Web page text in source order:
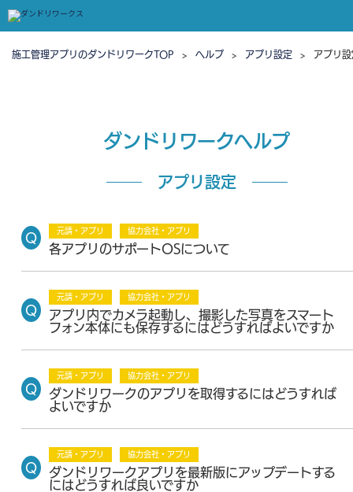
施工管理アプリのダンドリワークTOP > ヘルプ > アプリ設定 > アプリ設
ダンドリワークヘルプ
アプリ設定
元請・アプリ 協力会社・アプリ
各アプリのサポートOSについて
元請・アプリ 協力会社・アプリ
アプリ内でカメラ起動し、撮影した写真をスマート
フォン本体にも保存するにはどうすればよいですか
元請・アプリ 協力会社・アプリ
ダンドリワークのアプリを取得するにはどうすれば
よいですか
元請・アプリ 協力会社・アプリ
ダンドリワークアプリを最新版にアップデートする
にはどうすれば良いですか